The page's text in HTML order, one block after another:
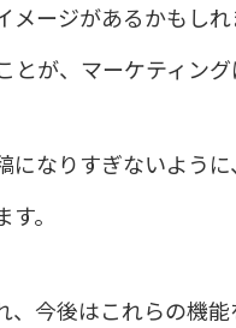
ージがあるかもし
が、マーケティング
なりすぎないよう
。
今後はこれらの機